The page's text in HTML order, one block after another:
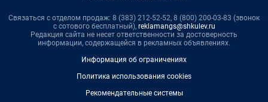
Связаться с отделом продаж: 8 (383) 212-52-52, 8 (800) 200-03-83 (звонок
с сотового бесплатный), reklamangs@shkulev.ru
Редакция сайта не несет ответственности за достоверность
информации, содержащейся в рекламных объявлениях.
Информация об ограничениях
Политика использования cookies
Рекомендательные системы